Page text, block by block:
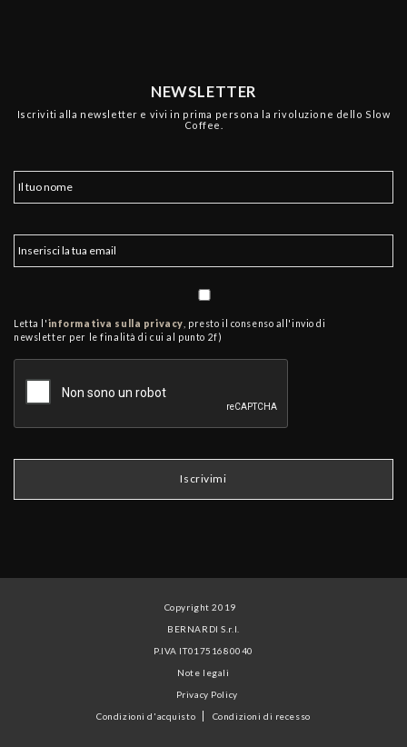
NEWSLETTER
Iscriviti alla newsletter e vivi in prima persona la rivoluzione dello Slow
Coffee.
Letta l'informativa sulla privacy , presto il consenso all'invio di
newsletter per le finalità di cui al punto 2f)
Copyright 2019
BERNARDI S.r.l.
P.IVA IT01751680040
Note legali
Privacy Policy
Condizioni d'acquisto
Condizioni di recesso